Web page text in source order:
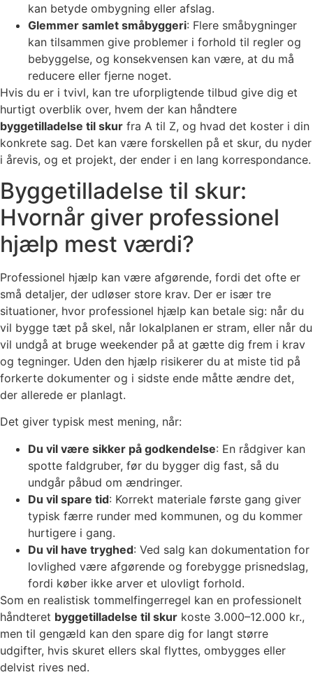
kan betyde ombygning eller afslag.
Glemmer samlet småbyggeri: Flere småbygninger
kan tilsammen give problemer i forhold til regler og
bebyggelse, og konsekvensen kan være, at du må
reducere eller fjerne noget.
Hvis du er i tvivl, kan tre uforpligtende tilbud give dig et
hurtigt overblik over, hvem der kan håndtere
byggetilladelse til skur fra A til Z, og hvad det koster i din
konkrete sag. Det kan være forskellen på et skur, du nyder
i årevis, og et projekt, der ender i en lang korrespondance.
Byggetilladelse til skur:
Hvornår giver professionel
hjælp mest værdi?
Professionel hjælp kan være afgørende, fordi det ofte er
små detaljer, der udløser store krav. Der er især tre
situationer, hvor professionel hjælp kan betale sig: når du
vil bygge tæt på skel, når lokalplanen er stram, eller når du
vil undgå at bruge weekender på at gætte dig frem i krav
og tegninger. Uden den hjælp risikerer du at miste tid på
forkerte dokumenter og i sidste ende måtte ændre det,
der allerede er planlagt.
Det giver typisk mest mening, når:
Du vil være sikker på godkendelse: En rådgiver kan
spotte faldgruber, før du bygger dig fast, så du
undgår påbud om ændringer.
Du vil spare tid: Korrekt materiale første gang giver
typisk færre runder med kommunen, og du kommer
hurtigere i gang.
Du vil have tryghed: Ved salg kan dokumentation for
lovlighed være afgørende og forebygge prisnedslag,
fordi køber ikke arver et ulovligt forhold.
Som en realistisk tommelfingerregel kan en professionelt
håndteret byggetilladelse til skur koste 3.000–12.000 kr.,
men til gengæld kan den spare dig for langt større
udgifter, hvis skuret ellers skal flyttes, ombygges eller
delvist rives ned.